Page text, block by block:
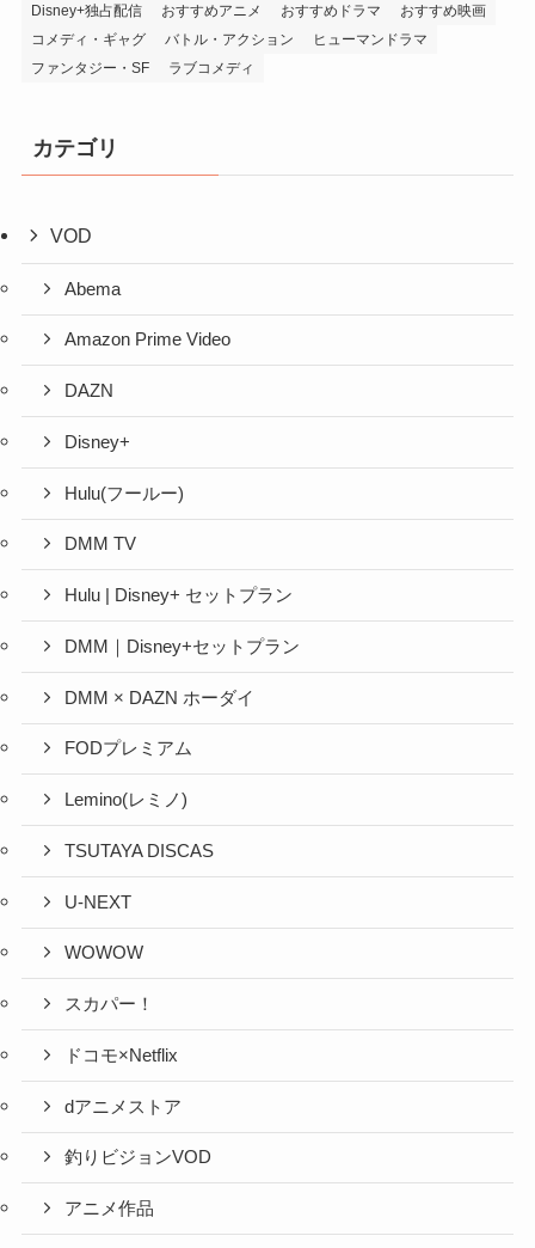
Disney+独占配信 おすすめアニメ おすすめドラマ
おすすめ映画
コメディ・ギャグ
バトル・アクション
ヒューマンドラマ
ファンタジー・SF
ラブコメディ
カテゴリ
VOD
Abema
Amazon Prime Video
DAZN
Disney+
Hulu(フールー)
DMM TV
Hulu | Disney+ セットプラン
DMM｜Disney+セットプラン
DMM × DAZN ホーダイ
FODプレミアム
Lemino(レミノ)
TSUTAYA DISCAS
U-NEXT
WOWOW
スカパー！
ドコモ×Netflix
dアニメストア
釣りビジョンVOD
アニメ作品